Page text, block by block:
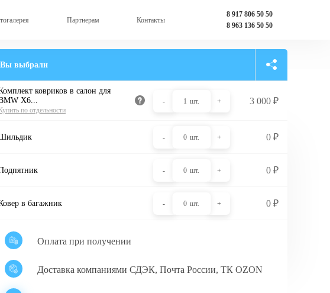
Партнерам Контакты
8 917 806 50 50
8 963 136 50 50
Вы выбрали
ковриков в салон для
X6...
Купить по отдельности
- 1 шт. + 3 000₽
- 0 шт. + 0₽
- 0 шт. + 0₽
в багажник - 0 шт. + 0₽
Оплата при получении
Доставка компаниями СДЭК, Почта России, ТК OZON